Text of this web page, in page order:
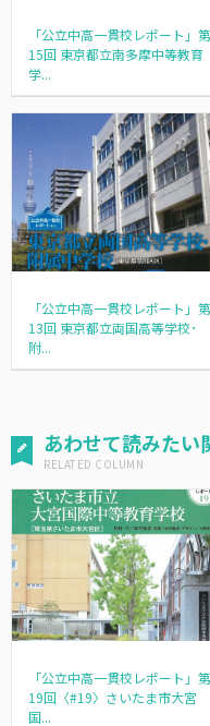
「公立中高一貫校レポート」第
15回 東京都立南多摩中等教育
学...
「公立中高一貫校レポート」第
13回 東京都立両国高等学校･
附...
あわせて読みたい
「公立中高一貫校レポート」第
19回〈#19〉さいたま市大宮
国...